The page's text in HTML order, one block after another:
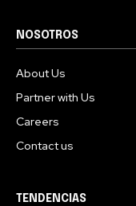
NOSOTROS
About Us
Partner with Us
Careers
Contact us
TENDENCIAS